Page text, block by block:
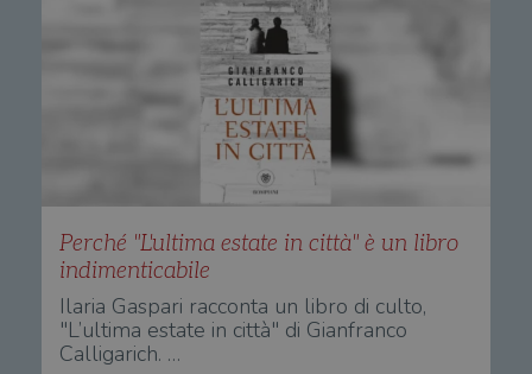
Perché "L'ultima estate in città" è un libro
indimenticabile
Ilaria Gaspari racconta un libro di culto,
"L’ultima estate in città" di Gianfranco
Calligarich. …